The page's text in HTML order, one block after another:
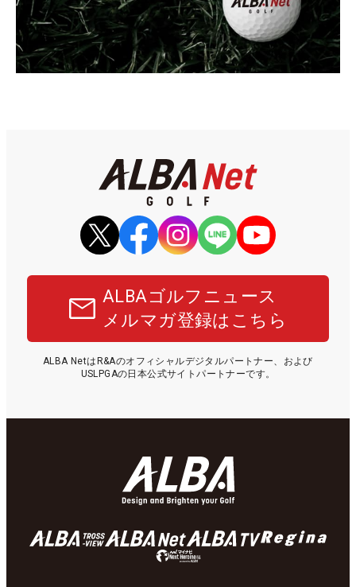
ALBAゴルフニュース
メルマガ登録はこちら
ALBA NetはR&Aのオフィシャルデジタルパートナー、および
USLPGAの日本公式サイトパートナーです。